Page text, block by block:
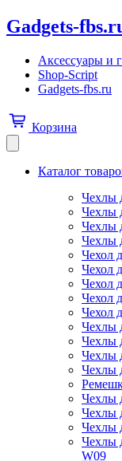
Gadgets-
Аксессуары и
Shop-Script
Gadgets-fbs.ru
Корзина
Каталог
Чехлы
Чехлы
Чехлы
Чехлы
Чехол
Чехол
Чехол
Чехол
Чехол
Чехлы
Чехлы
Чехлы
Чехлы
Чехлы
Чехлы
Чехлы
Чехлы
W09